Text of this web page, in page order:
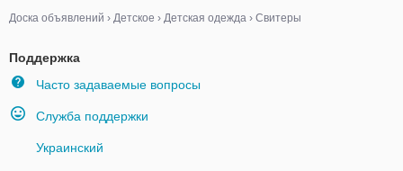
Доска объявлений › Детское › Детская одежда › Свитеры
Поддержка
Часто задаваемые вопросы
Служба поддержки
Украинский